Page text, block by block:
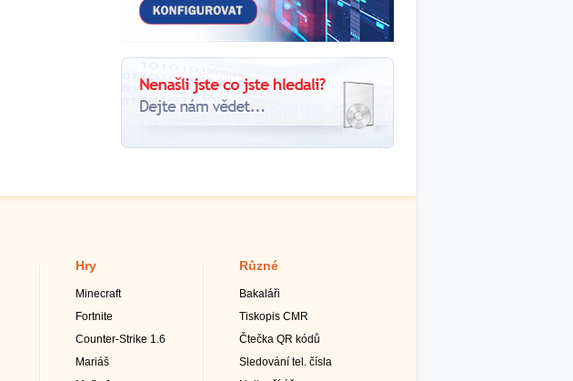
Hry
Minecraft
Fortnite
Counter-Strike 1.6
Mariáš
Různé
Bakaláři
Tiskopis CMR
Čtečka QR kódů
Sledování tel. čísla